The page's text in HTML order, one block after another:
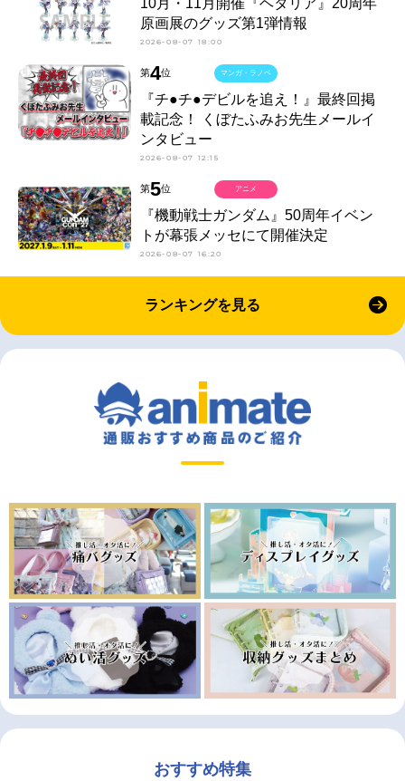
原画展のグッズ第1弾情報
2026-08-07 18:00
第4位
『チ●チ●デビルを追え！』最終回掲
載記念！ くぼたふみお先生メールイ
ンタビュー
2026-08-07 12:15
マンガ・ラノベ
第5位
『機動戦士ガンダム』50周年イベン
トが幕張メッセにて開催決定
2026-08-07 16:20
アニメ
ランキングを見る
おすすめ特集